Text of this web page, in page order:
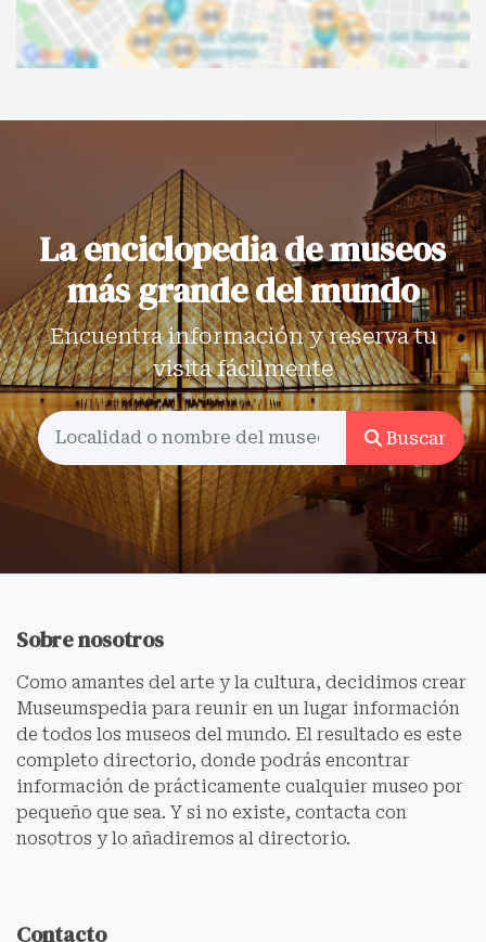
La enciclopedia de museos
más grande del mundo
Encuentra información y reserva tu
visita fácilmente
Buscar
Sobre nosotros
Como amantes del arte y la cultura, decidimos crear
Museumspedia para reunir en un lugar información
de todos los museos del mundo. El resultado es este
completo directorio, donde podrás encontrar
información de prácticamente cualquier museo por
pequeño que sea. Y si no existe, contacta con
nosotros y lo añadiremos al directorio.
Contacto